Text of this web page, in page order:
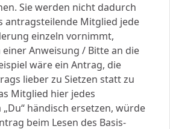
Sie werden nicht dadurch
antragsteilende Mitglied jede
einzeln vornimmt,
Anweisung / Bitte an die
wäre ein Antrag, die
lieber zu Sietzen statt zu
Mitglied hier jedes
händisch ersetzen, würde
beim Lesen des Basis-